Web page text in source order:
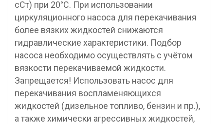
сСт) при 20°С. При использовании
циркуляционного насоса для перекачивания
более вязких жидкостей снижаются
гидравлические характеристики. Подбор
насоса необходимо осуществлять с учётом
вязкости перекачиваемой жидкости.
Запрещается! Использовать насос для
перекачивания воспламеняющихся
жидкостей (дизельное топливо, бензин и пр.),
а также химически агрессивных жидкостей,